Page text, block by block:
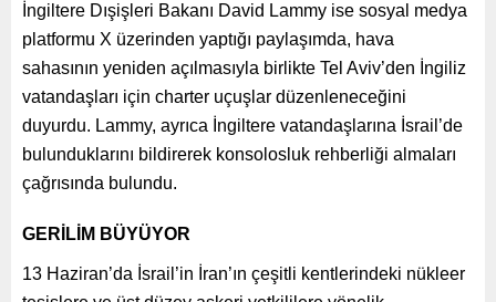
İngiltere Dışişleri Bakanı David Lammy ise sosyal medya
platformu X üzerinden yaptığı paylaşımda, hava
sahasının yeniden açılmasıyla birlikte Tel Aviv’den İngiliz
vatandaşları için charter uçuşlar düzenleneceğini
duyurdu. Lammy, ayrıca İngiltere vatandaşlarına İsrail’de
bulunduklarını bildirerek konsolosluk rehberliği almaları
çağrısında bulundu.
GERİLİM BÜYÜYOR
13 Haziran’da İsrail’in İran’ın çeşitli kentlerindeki nükleer